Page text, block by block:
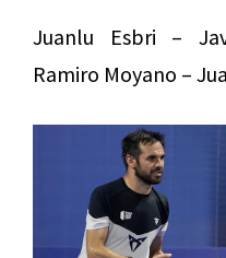
Juanlu Esbri –
Ramiro Moyano –